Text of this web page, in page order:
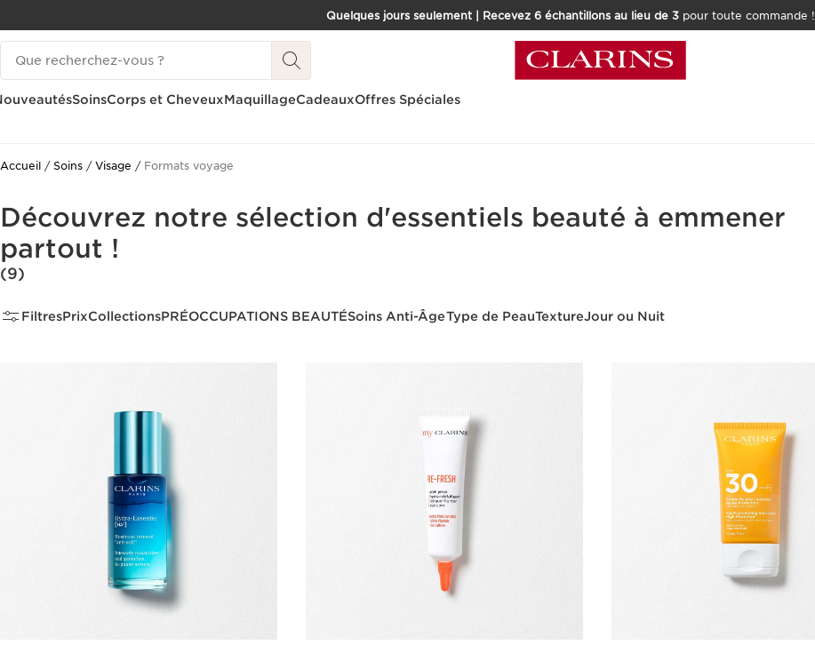
ALLER AU CONTENU
CONSULTER LE PIED DE PAGE
Quelques jours seulement | Recevez 6 échantillons au lieu de 3pour toute commande !
Historique des recherches
SoinsCorps et CheveuxMaquillageCadeauxOffres Spéciales
Accueil Soins Visage Formats voyage
Découvrez notre sélection d'essentiels beauté à emmener
partout !
(9)
FiltresPrixCollectionsPRÉOCCUPATIONS BEAUTÉSoins Anti-ÂgeType de PeauTextureJour ou Nuit